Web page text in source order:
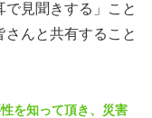
見聞きする」こと
んと共有すること
を知って頂き、災害